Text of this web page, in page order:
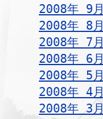
2008年 9月
2008年 8月
2008年 7月
2008年 6月
2008年 5月
2008年 4月
2008年 3月